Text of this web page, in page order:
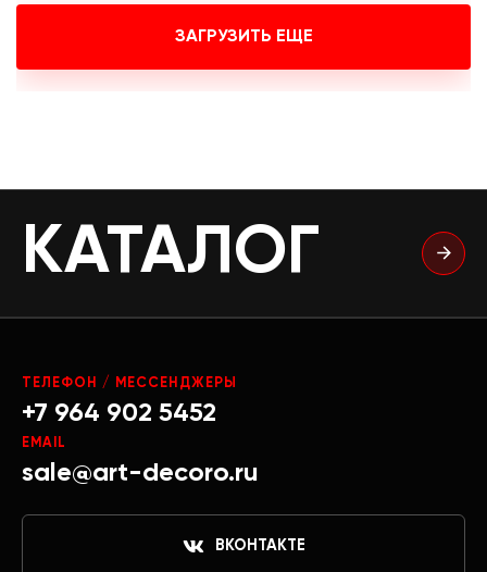
ЗАГРУЗИТЬ ЕЩЕ
КАТАЛОГ
ТЕЛЕФОН / МЕССЕНДЖЕРЫ
+7 964 902 5452
EMAIL
sale@art-decoro.ru
ВКОНТАКТЕ